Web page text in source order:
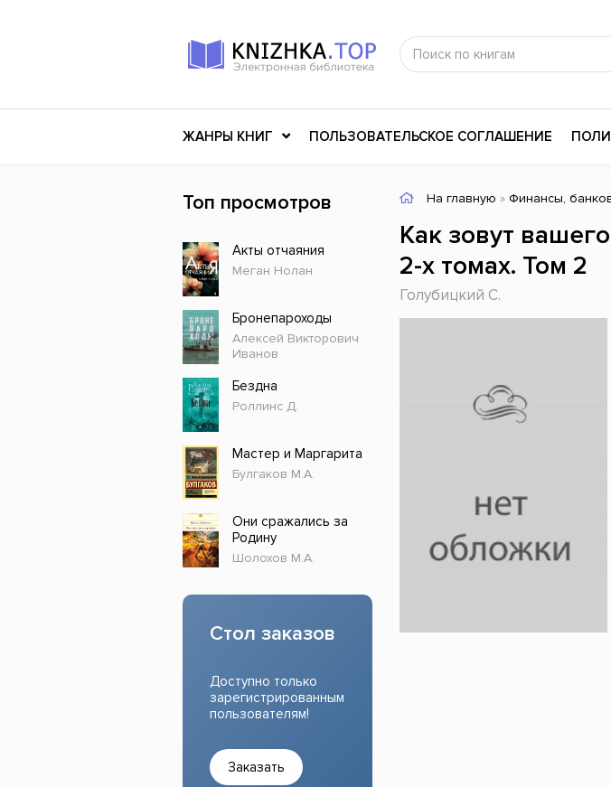
ЖАНРЫ КНИГ
Российское искусство
Детективы
Детские книги
История
Разное
Прочие издания
Медицина и здоровье
Мемуары и Биография
Сказки
ПОЛЬЗОВАТЕЛЬСКОЕ СОГЛАШЕНИЕ
На главную » Финансы,
Как зовут
2-х томах. Том 2
Голубицкий С.
Топ просмотров
Акты отчаяния
Меган Нолан
Бронепароходы
Алексей Викторович
Иванов
Бездна
Роллинс Д.
Мастер и Маргарита
Булгаков М.А.
Они сражались за
Родину
Шолохов М.А.
Стол заказов
Доступно только
зарегистрированным
пользователям!
Заказать